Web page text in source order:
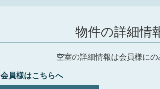
物件の詳細情
空室の詳細情報は会員様にの
会員様はこちらへ